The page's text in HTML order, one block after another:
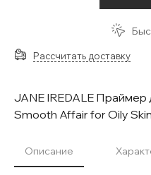
Рассчитать доставку
JANE IREDALE
Smooth Affair for Oily
Описание